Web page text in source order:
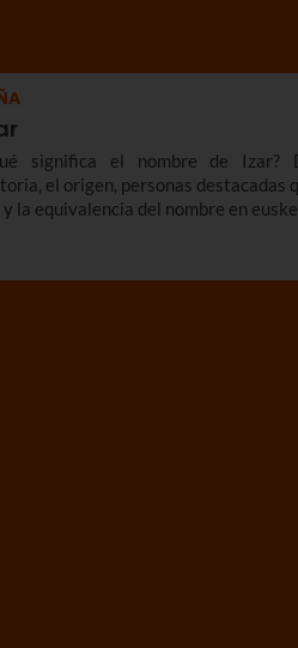
significa el nombre de Izar?
el origen, personas destacadas
y la equivalencia del nombre en